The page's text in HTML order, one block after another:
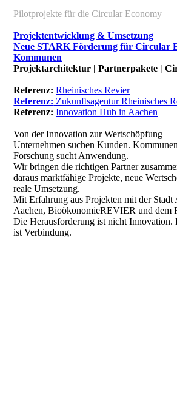
Pilotprojekte für die Circular Economy
Projektentwicklung & Umsetzung
Neue STARK Förderung für Circular
Kommunen
Projektarchitektur | Partnerpakete |
Referenz: Rheinisches Revier
Referenz: Zukunftsagentur Rheinisches
Referenz: Innovation Hub in Aachen
Von der Innovation zur Wertschöpfung
Unternehmen suchen Kunden.
Forschung sucht Anwendung.
Wir bringen die richtigen Partner
daraus marktfähige Projekte, neue
reale Umsetzung.
Mit Erfahrung aus Projekten mit der Stadt
Aachen, BioökonomieREVIER und dem
Die Herausforderung ist nicht Innovation.
ist Verbindung.